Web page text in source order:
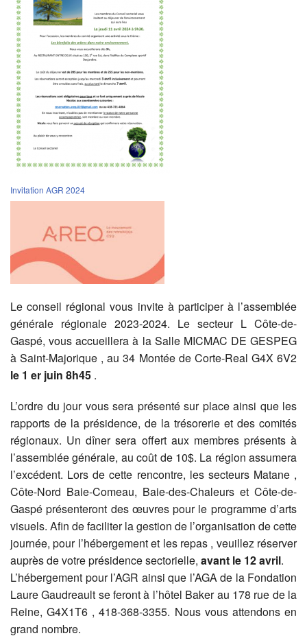
Invitation AGR 2024
Le conseil régional vous invite à participer à l’assemblée
générale régionale 2023-2024. Le secteur L Côte-de-
Gaspé, vous accueillera à la Salle MICMAC DE GESPEG
à Saint-Majorique , au 34 Montée de Corte-Real G4X 6V2
le 1 er juin 8h45 .
L’ordre du jour vous sera présenté sur place ainsi que les
rapports de la présidence, de la trésorerie et des comités
régionaux. Un dîner sera offert aux membres présents à
l’assemblée générale, au coût de 10$. La région assumera
l’excédent. Lors de cette rencontre, les secteurs Matane ,
Côte-Nord Baie-Comeau, Baie-des-Chaleurs et Côte-de-
Gaspé présenteront des œuvres pour le programme d’arts
visuels. Afin de faciliter la gestion de l’organisation de cette
journée, pour l’hébergement et les repas , veuillez réserver
auprès de votre présidence sectorielle, avant le 12 avril.
L’hébergement pour l’AGR ainsi que l’AGA de la Fondation
Laure Gaudreault se feront à l’hôtel Baker au 178 rue de la
Reine, G4X1T6 , 418-368-3355. Nous vous attendons en
grand nombre.